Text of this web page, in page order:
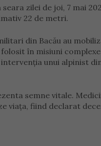
zilei de joi, 7 mai
22 de metri.
din Bacău au
în misiuni
unui alpinist
semne vitale.
viața, fiind declarat